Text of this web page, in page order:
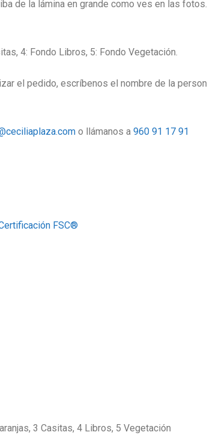
de la lámina en grande como ves en las
4: Fondo Libros, 5: Fondo Vegetación.
el pedido, escríbenos el nombre de la
o llámanos a 960 91 17 91
FSC®
3 Casitas, 4 Libros, 5 Vegetación